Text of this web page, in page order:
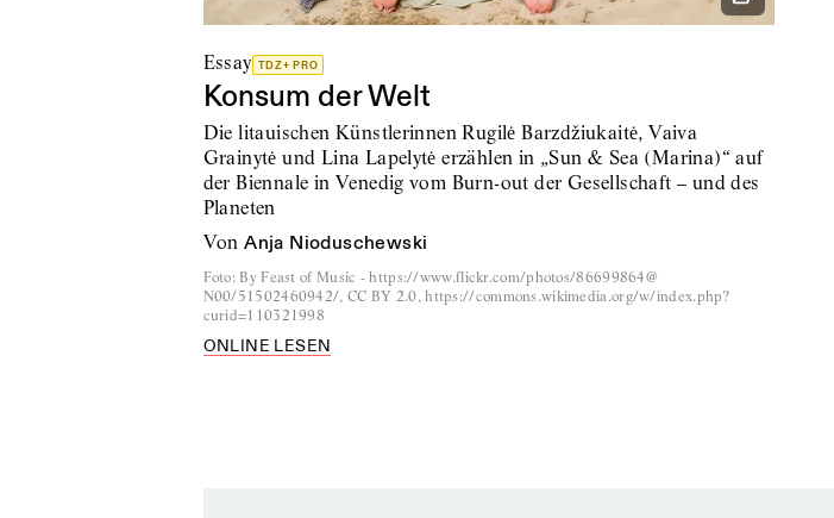
Essay TDZ+ PRO
Konsum der Welt
Die litauischen Künstlerinnen Rugilė Barzdžiukaitė, Vaiva
Grainytė und Lina Lapelytė erzählen in „Sun & Sea (Marina)“ auf
der Biennale in Venedig vom Burn-out der Gesellschaft – und des
Planeten
von Anja Nioduschewski
Foto: By Feast of Music - https://www.flickr.com/photos/86699864@
N00/51502460942/, CC BY 2.0, https://commons.wikimedia.org/w/index.php?
curid=110321998
ONLINE LESEN